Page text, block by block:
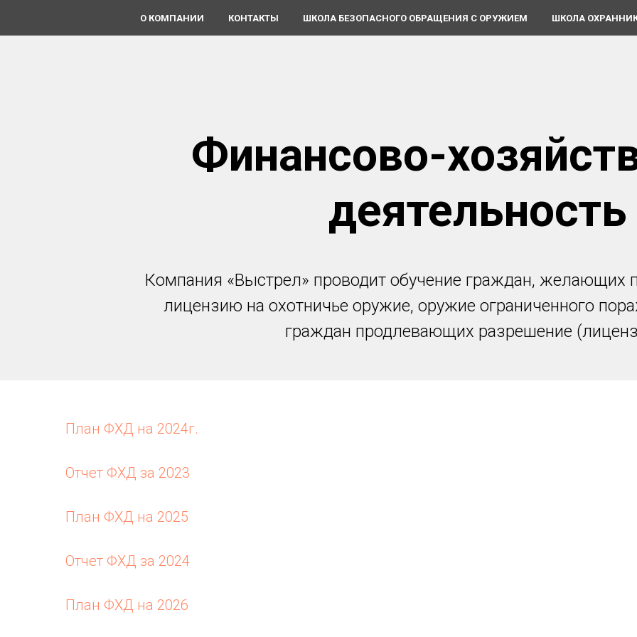
О КОМПАНИИ КОНТАКТЫ ШКОЛА БЕЗОПАСНОГО ОБРАЩЕНИЯ С ОРУЖИЕМ ШКОЛА
Финансово-
деятельность
Компания «Выстрел» проводит обучение граждан, желающих
лицензию на охотничье оружие, оружие ограниченного
граждан продлевающих разрешение
План ФХД на 2024г.
Отчет ФХД за 2023
План ФХД на 2025
Отчет ФХД за 2024
План ФХД на 2026